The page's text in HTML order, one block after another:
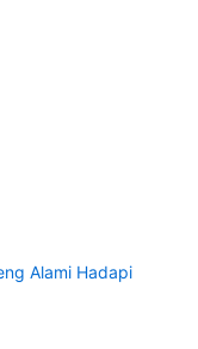
Alami Hadapi